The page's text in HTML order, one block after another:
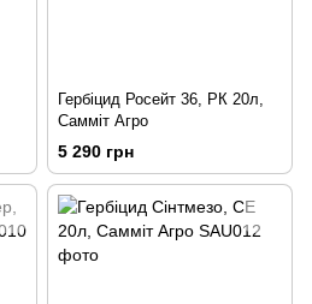
Гербіцид Росейт 36, РК 20л,
Самміт Агро
5 290 грн